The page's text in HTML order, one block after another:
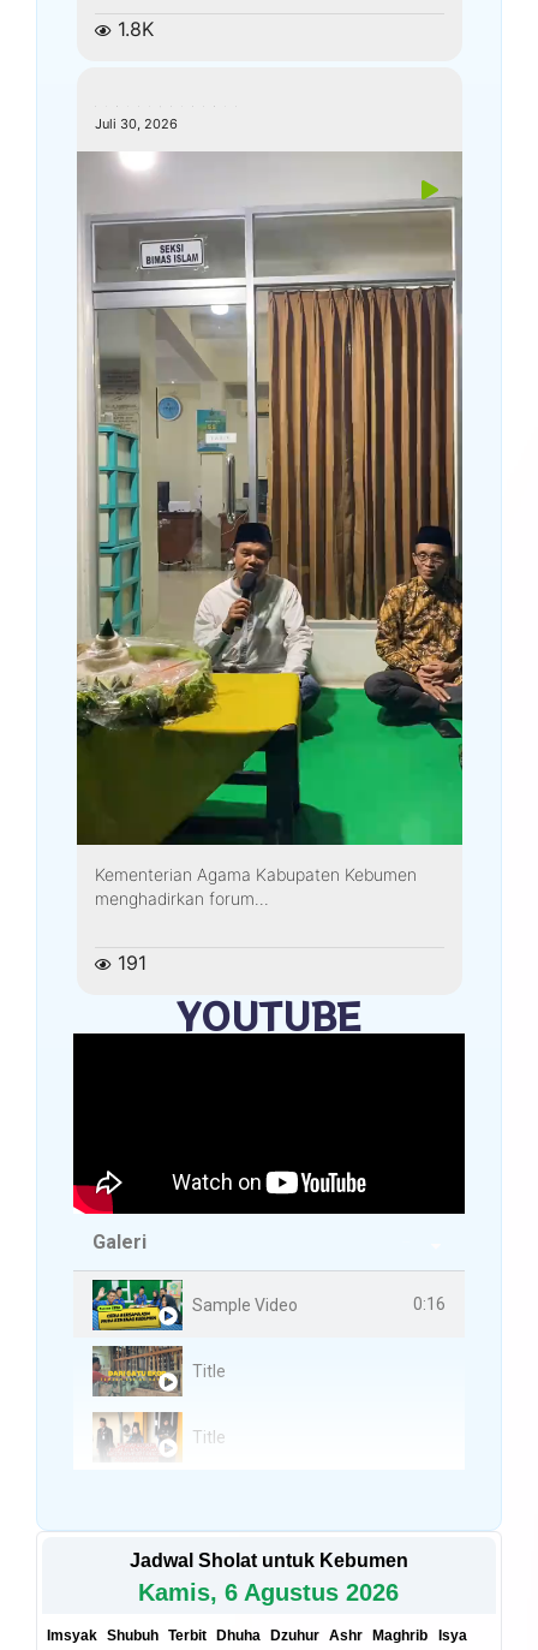
1.8K
Juli 30, 2026
Kementerian Agama Kabupaten Kebumen
menghadirkan forum...
191
YOUTUBE
Galeri
Sample Video 0:16
Title
Title